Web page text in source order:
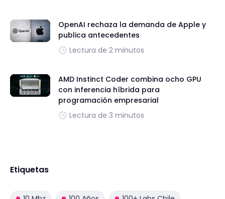
OpenAI rechaza la demanda de Apple y
publica antecedentes
Lectura de 2 minutos
AMD Instinct Coder combina ocho GPU
con inferencia híbrida para
programación empresarial
Lectura de 3 minutos
Etiquetas